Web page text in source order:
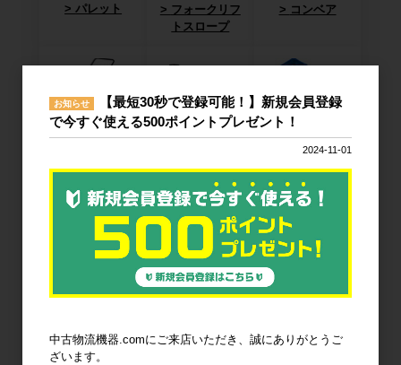
パレット
フォークリフ
トスロープ
コンベア
台車・手押し
リフター・ハ
コンテナ・オ
リコン
作業台 梱包資材
お知らせ
【最短30秒で登録可能！】新規会員登録
で今すぐ使える500ポイントプレゼント！
2024-11-01
中古物流機器.comにご来店いただき、誠にありがとうご
ざいます。